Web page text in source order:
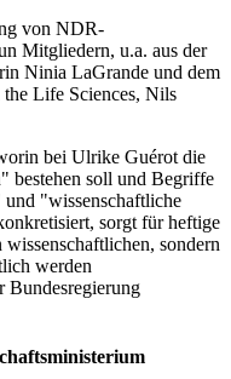
von NDR-
Mitgliedern, u.a. aus der
Ninia LaGrande und dem
Life Sciences, Nils
bei Ulrike Guérot die
bestehen soll und Begriffe
"wissenschaftliche
sorgt für heftige
sondern
werden
Bundesregierung